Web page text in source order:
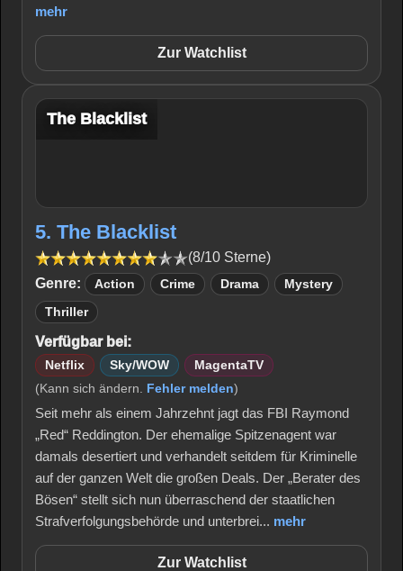
mehr
Zur Watchlist
The Blacklist
5. The Blacklist
(8/10 Sterne)
Genre:
Action Crime Drama Mystery
Thriller
Verfügbar bei:
Netflix Sky/WOW
MagentaTV
(Kann sich ändern. Fehler melden)
Seit mehr als einem Jahrzehnt jagt das FBI Raymond
„Red“ Reddington. Der ehemalige Spitzenagent war
damals desertiert und verhandelt seitdem für Kriminelle
auf der ganzen Welt die großen Deals. Der „Berater des
Bösen“ stellt sich nun überraschend der staatlichen
Strafverfolgungsbehörde und unterbrei... mehr
Zur Watchlist